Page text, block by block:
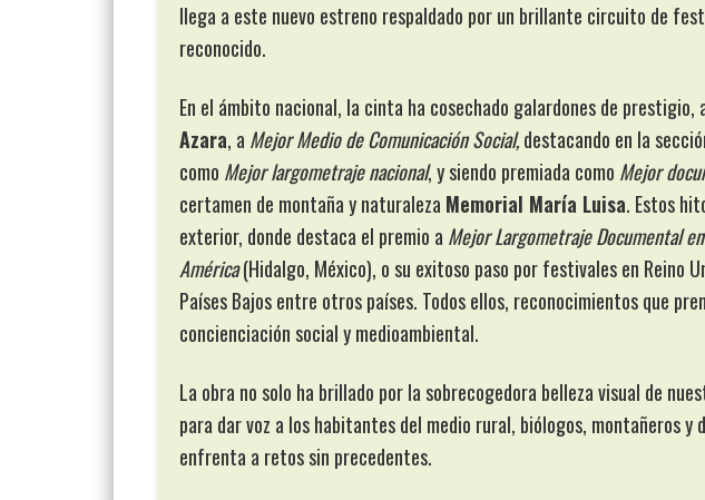
llega a este nuevo estreno respaldado por un brillante circuito de
reconocido.
En el ámbito nacional, la cinta ha cosechado galardones de prestigio,
Azara, a Mejor Medio de Comunicación Social,destacando en la
como Mejor largometraje nacional, y siendo premiada como Mejor
certamen de montaña y naturaleza Memorial María Luisa. Estos
exterior, donde destaca el premio a Mejor Largometraje Documental
América(Hidalgo, México), o su exitoso paso por festivales en Reino
Países Bajos entre otros países. Todos ellos, reconocimientos que
concienciación social y medioambiental.
La obra no solo ha brillado por la sobrecogedora belleza visual de
para dar voz a los habitantes del medio rural, biólogos, montañeros y
enfrenta a retos sin precedentes.